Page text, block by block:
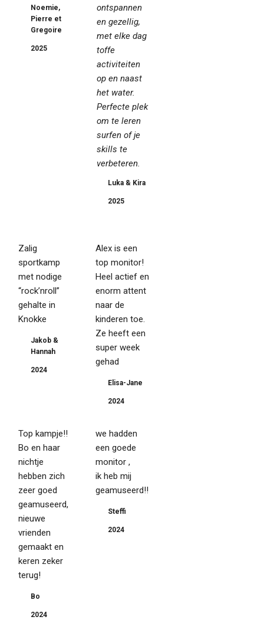
Noemie,
Pierre et
Gregoire
2025
ontspannen
en gezellig,
met elke dag
toffe
activiteiten
op en naast
het water.
Perfecte plek
om te leren
surfen of je
skills te
verbeteren.
Luka & Kira
2025
Zalig
sportkamp
met nodige
“rock’nroll”
gehalte in
Knokke
Jakob &
Hannah
2024
Alex is een
top monitor!
Heel actief en
enorm attent
naar de
kinderen toe.
Ze heeft een
super week
gehad
Elisa-Jane
2024
Top kampje!!
Bo en haar
nichtje
hebben zich
zeer goed
geamuseerd,
nieuwe
vrienden
gemaakt en
keren zeker
terug!
Bo
2024
we hadden
een goede
monitor ,
ik heb mij
geamuseerd!!
Steffi
2024